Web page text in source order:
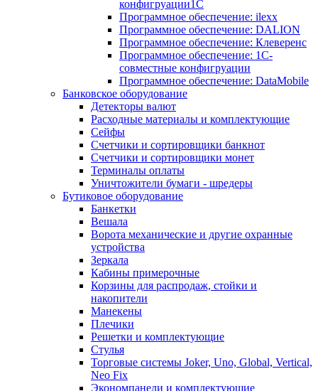
конфигруации1С
Программное обеспечение: ilexx
Программное обеспечение: DALION
Программное обеспечение: Клеверенс
Программное обеспечение: 1С-
совместные конфигруации
Программное обеспечение: DataMobile
Банковское оборудование
Детекторы валют
Расходные материалы и комплектующие
Сейфы
Счетчики и сортировщики банкнот
Счетчики и сортировщики монет
Терминалы оплаты
Уничтожители бумаги - шредеры
Бутиковое оборудование
Банкетки
Вешала
Ворота механические и другие охранные
устройства
Зеркала
Кабины примерочные
Корзины для распродаж, стойки и
накопители
Манекены
Плечики
Решетки и комплектующие
Стулья
Торговые системы Joker, Uno, Global, Vertical,
Neo Fix
Экономпанели и комплектующие